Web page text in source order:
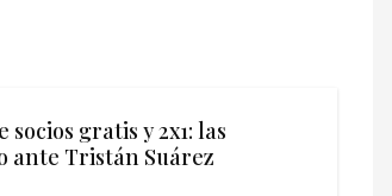
socios gratis y 2x1: las
ante Tristán Suárez